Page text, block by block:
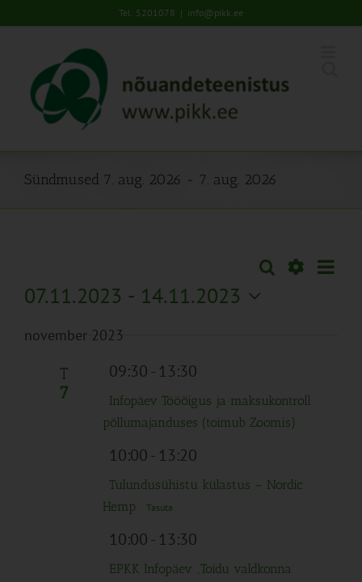
to
Tel: 5201078 | info@pikk.ee
Sündmused 7. aug. 2026 - 7. aug. 2026
Sündmused
Search
Otsi
07.11.2023 - 14.11.2023
kuupäev.
november 2023
T
7
09:30- 13:30
Infopäev Tööõigus ja maksukontroll
põllumajanduses (toimub Zoomis)
10:00- 13:20
Tulundusühistu külastus – Nordic
Hemp
Tasuta
10:00- 13:30
EPKK Infopäev „Toidu valdkonna